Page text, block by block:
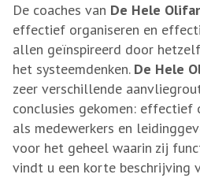
De coaches van De Hele
effectief organiseren en
allen geïnspireerd door
het systeemdenken. De Hele
zeer verschillende
conclusies gekomen: effectief
als medewerkers en
voor het geheel waarin zij
vindt u een korte beschrijving